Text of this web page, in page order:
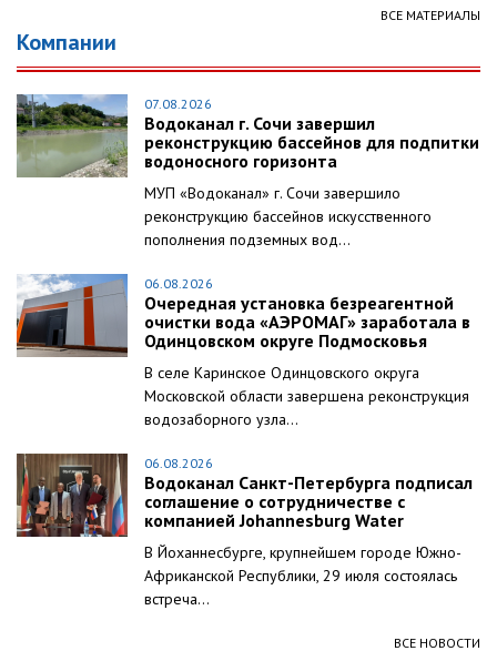
ВСЕ МАТЕРИАЛЫ
Компании
07.08.2026
Водоканал г. Сочи завершил
реконструкцию бассейнов для подпитки
водоносного горизонта
МУП «Водоканал» г. Сочи завершило
реконструкцию бассейнов искусственного
пополнения подземных вод...
06.08.2026
Очередная установка безреагентной
очистки вода «АЭРОМАГ» заработала в
Одинцовском округе Подмосковья
В селе Каринское Одинцовского округа
Московской области завершена реконструкция
водозаборного узла...
06.08.2026
Водоканал Санкт-Петербурга подписал
соглашение о сотрудничестве с
компанией Johannesburg Water
В Йоханнесбурге, крупнейшем городе Южно-
Африканской Республики, 29 июля состоялась
встреча...
ВСЕ НОВОСТИ